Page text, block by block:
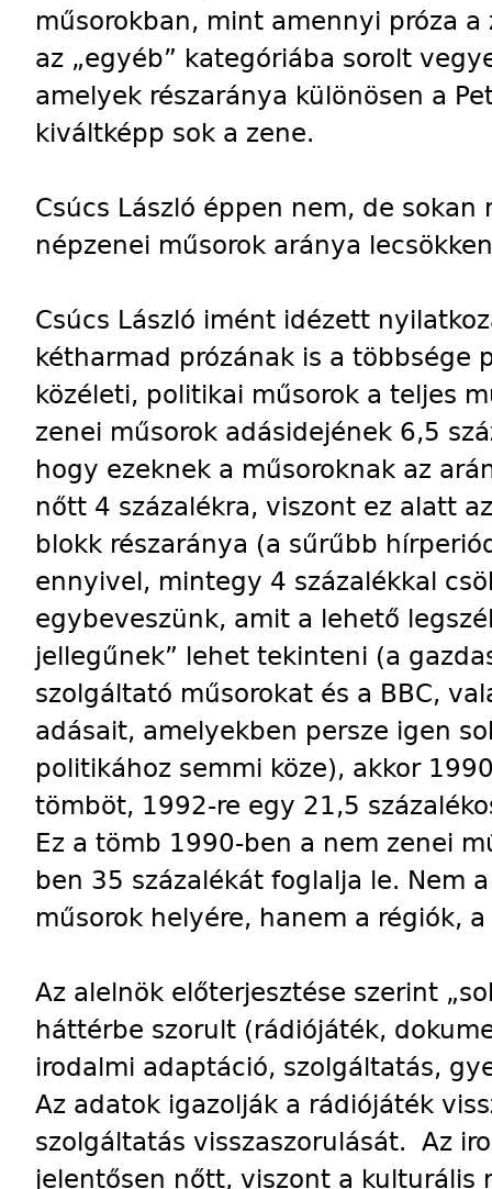
műsorokban, mint amennyi próza
az „egyéb” kategóriába sorolt
amelyek részaránya különösen a
kiváltképp sok a zene.
Csúcs László éppen nem, de
népzenei műsorok aránya
Csúcs László imént idézett
kétharmad prózának is a többsége
közéleti, politikai műsorok a teljes
zenei műsorok adásidejének 6,5
hogy ezeknek a műsoroknak az
nőtt 4 százalékra, viszont ez alatt
blokk részaránya (a sűrűbb
ennyivel, mintegy 4 százalékkal
egybeveszünk, amit a lehető
jellegűnek” lehet tekinteni (a
szolgáltató műsorokat és a BBC,
adásait, amelyekben persze igen
politikához semmi köze), akkor
tömböt, 1992-re egy 21,5
Ez a tömb 1990-ben a nem zenei
ben 35 százalékát foglalja le. Nem
műsorok helyére, hanem a régiók,
Az alelnök előterjesztése szerint
háttérbe szorult (rádiójáték,
irodalmi adaptáció, szolgáltatás,
Az adatok igazolják a rádiójáték
szolgáltatás visszaszorulását. Az
jelentősen nőtt, viszont a kulturális